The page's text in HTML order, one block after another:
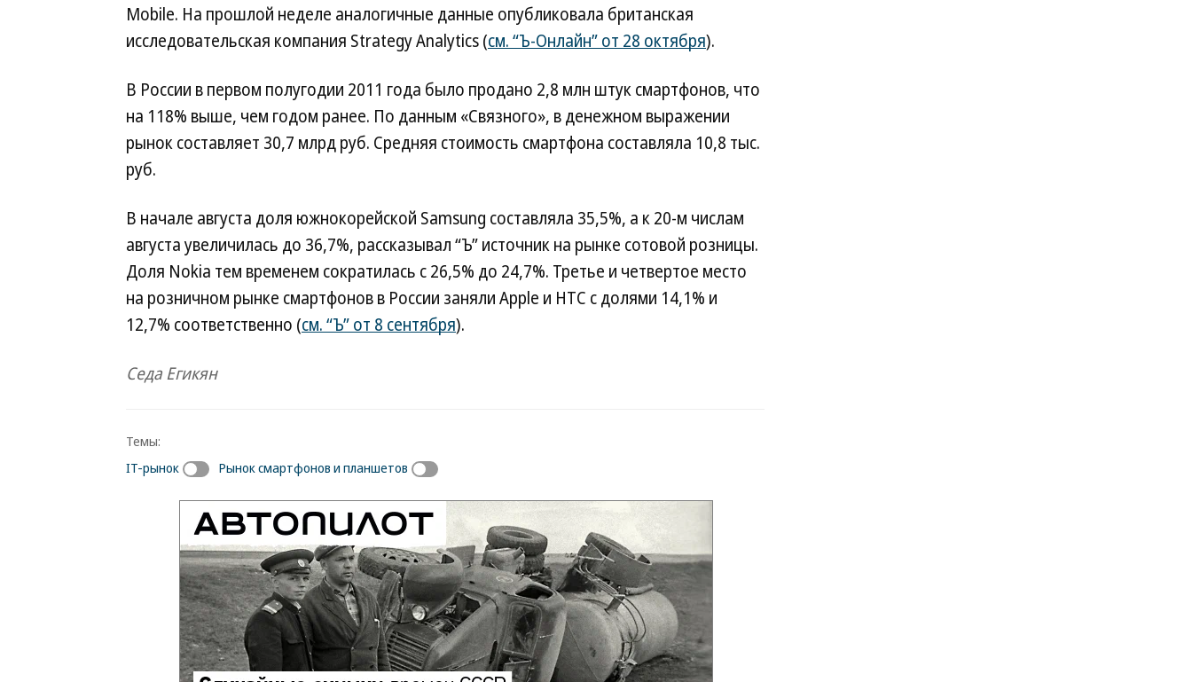
Mobile. На прошлой неделе аналогичные данные опубликовала британская
исследовательская компания Strategy Analytics (см. “Ъ-Онлайн” от 28 октября).
В России в первом полугодии 2011 года было продано 2,8 млн штук смартфонов, что
на 118% выше, чем годом ранее. По данным «Связного», в денежном выражении
рынок составляет 30,7 млрд руб. Средняя стоимость смартфона составляла 10,8 тыс.
руб.
В начале августа доля южнокорейской Samsung составляла 35,5%, а к 20-м числам
августа увеличилась до 36,7%, рассказывал “Ъ” источник на рынке сотовой розницы.
Доля Nokia тем временем сократилась с 26,5% до 24,7%. Третье и четвертое место
на розничном рынке смартфонов в России заняли Apple и HTC с долями 14,1% и
12,7% соответственно (см. “Ъ” от 8 сентября).
Седа Егикян
Темы:
IT-рынок
Рынок смартфонов и планшетов